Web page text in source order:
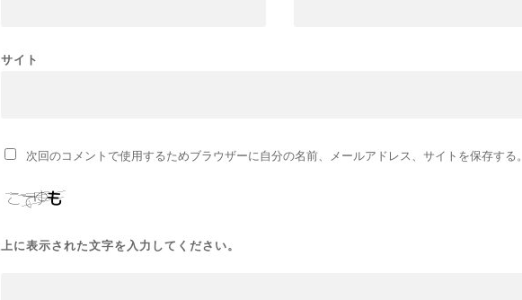
サイト
次回のコメントで使用するためブラウザーに自分の名前、メールアドレス、サイトを保存する。
上に表示された文字を入力してください。